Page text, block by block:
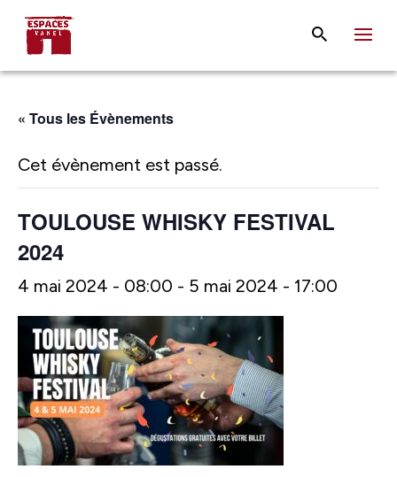
« Tous les Évènements
Cet évènement est passé.
TOULOUSE WHISKY FESTIVAL
2024
4 mai 2024 - 08:00 - 5 mai 2024 - 17:00